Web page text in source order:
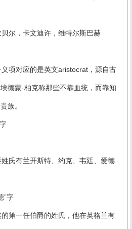
尔，卡文迪许，维特尔斯巴赫
项对应的是英文aristocrat，源自古
德蒙·柏克称那些不靠血统，而靠知
族。
氏有兰开斯特、约克、韦廷、爱德
”字
第一任伯爵的姓氏，他在英格兰有